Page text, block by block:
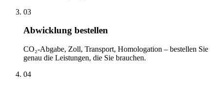
03
Abwicklung bestellen
CO₂-Abgabe, Zoll, Transport, Homologation – bestellen Sie
genau die Leistungen, die Sie brauchen.
04